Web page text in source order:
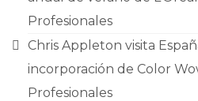
Profesionales
Chris Appleton visita
incorporación de Color
Profesionales